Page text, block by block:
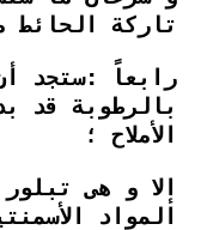
تاركة الحائط
رابعاً :ستجد
بالرطوبة قد
الأملاح ؛
إلا و هى
المواد